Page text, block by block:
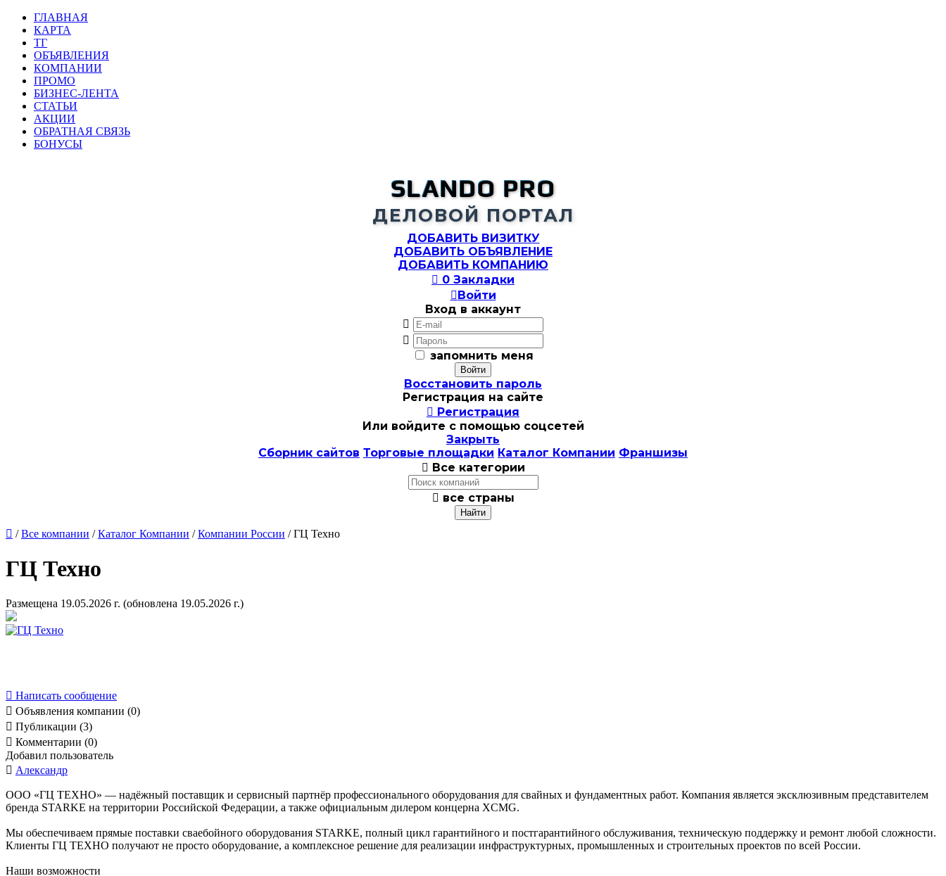
ГЛАВНАЯ
КАРТА
ТГ
ОБЪЯВЛЕНИЯ
КОМПАНИИ
ПРОМО
БИЗНЕС-ЛЕНТА
СТАТЬИ
АКЦИИ
ОБРАТНАЯ СВЯЗЬ
БОНУСЫ
SLANDO PRO
ДЕЛОВОЙ ПОРТАЛ
ДОБАВИТЬ ВИЗИТКУ
ДОБАВИТЬ ОБЪЯВЛЕНИЕ
ДОБАВИТЬ КОМПАНИЮ
 0 Закладки
Войти
Вход в аккаунт


запомнить меня
Восстановить пароль
Регистрация на сайте
 Регистрация
Или войдите с помощью соцсетей
Закрыть
Сборник сайтов Торговые площадки Каталог Компании Франшизы
 Все категории
 все страны
 /Все компании /Каталог Компании /Компании России / ГЦ Техно
ГЦ Техно
Размещена 19.05.2026 г. (обновлена 19.05.2026 г.)
 Написать сообщение
 Объявления компании (0)
 Публикации (3)
 Комментарии (0)
Добавил пользователь
 Александр
ООО «ГЦ ТЕХНО» — надёжный поставщик и сервисный партнёр профессионального оборудования для свайных и фундаментных работ. Компания является эксклюзивным представителем
бренда STARKE на территории Российской Федерации, а также официальным дилером концерна XCMG.
Мы обеспечиваем прямые поставки сваебойного оборудования STARKE, полный цикл гарантийного и постгарантийного обслуживания, техническую поддержку и ремонт любой сложности.
Клиенты ГЦ ТЕХНО получают не просто оборудование, а комплексное решение для реализации инфраструктурных, промышленных и строительных проектов по всей России.
Наши возможности